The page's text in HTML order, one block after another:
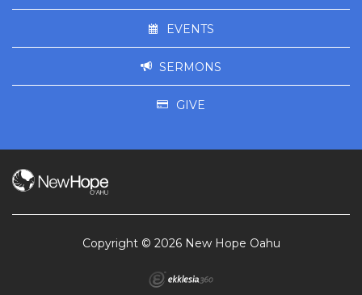
EVENTS
SERMONS
GIVE
Copyright © 2026 New Hope Oahu